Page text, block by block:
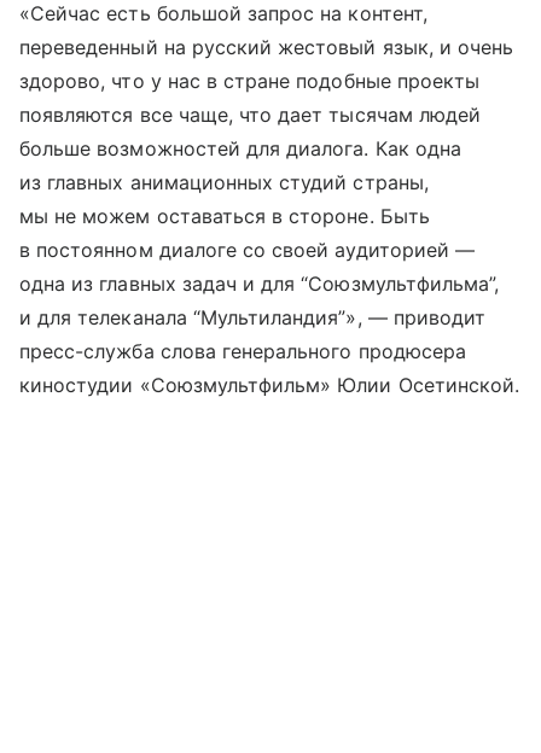
«Сейчас есть большой запрос на контент,
переведенный на русский жестовый язык, и очень
здорово, что у нас в стране подобные проекты
появляются все чаще, что дает тысячам людей
больше возможностей для диалога. Как одна
из главных анимационных студий страны,
мы не можем оставаться в стороне. Быть
в постоянном диалоге со своей аудиторией —
одна из главных задач и для “Союзмультфильма”,
и для телеканала “Мультиландия”», — приводит
пресс-служба слова генерального продюсера
киностудии «Союзмультфильм» Юлии Осетинской.